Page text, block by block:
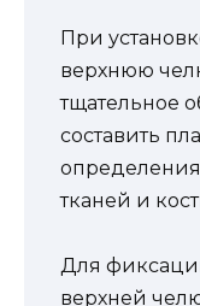
При
верхнюю
тщательное
составить
определения
тканей и
Для
верхней